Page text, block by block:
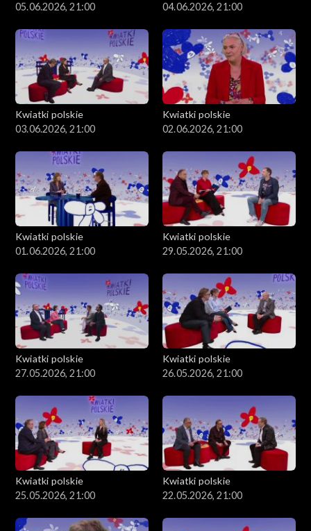
05.06.2026, 21:00
04.06.2026, 21:00
Kwiatki polskie
03.06.2026, 21:00
Kwiatki polskie
02.06.2026, 21:00
Kwiatki polskie
01.06.2026, 21:00
Kwiatki polskie
29.05.2026, 21:00
Kwiatki polskie
27.05.2026, 21:00
Kwiatki polskie
26.05.2026, 21:00
Kwiatki polskie
25.05.2026, 21:00
Kwiatki polskie
22.05.2026, 21:00